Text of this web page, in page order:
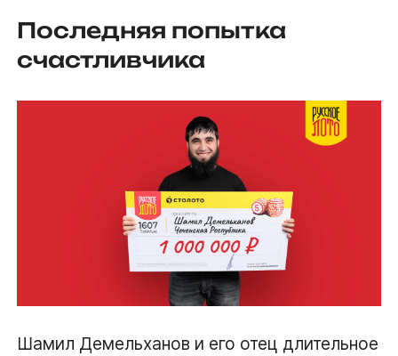
Последняя попытка
счастливчика
Шамил Демельханов и его отец длительное